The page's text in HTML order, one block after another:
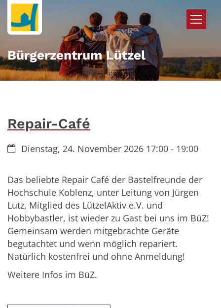
Zum Inhalt springen
Bürgerzentrum Lützel
Repair-Café
Datum:Dienstag, 24. November 2026 17:00 - 19:00
Das beliebte Repair Café der Bastelfreunde der
Hochschule Koblenz, unter Leitung von Jürgen
Lutz, Mitglied des LützelAktiv e.V. und
Hobbybastler, ist wieder zu Gast bei uns im BüZ!
Gemeinsam werden mitgebrachte Geräte
begutachtet und wenn möglich repariert.
Natürlich kostenfrei und ohne Anmeldung!
Weitere Infos im BüZ.